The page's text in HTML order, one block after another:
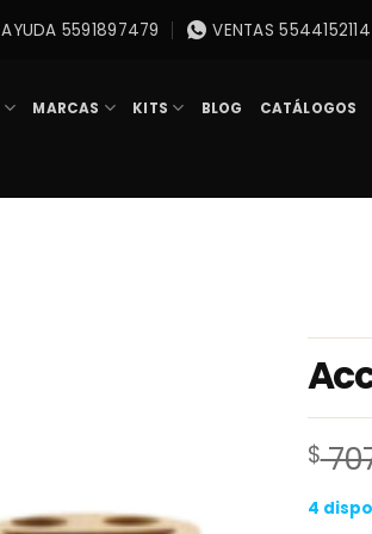
AYUDA 5591897479 VENTAS 5544152114
MARCAS KITS BLOG CATÁLOGOS
$
4